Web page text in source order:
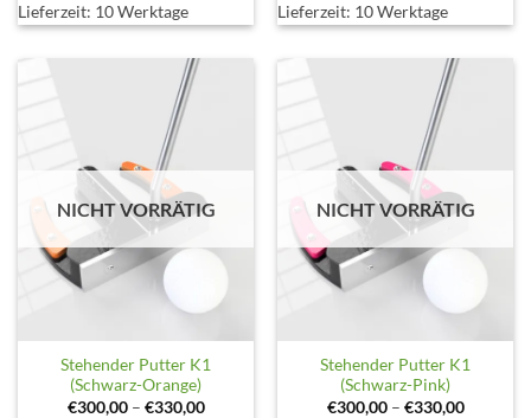
auf.
Optionen
können
Produktseite
gewählt
werden
Lieferzeit: 10 Werktage
auf.
Optionen
können
Produktseite
gewählt
werden
Lieferzeit: 10 Werktage
NICHT VORRÄTIG
Stehender Putter K1
(Schwarz-Orange)
€300,00– €330,00
NICHT VORRÄTIG
Stehender Putter K1
(Schwarz-Pink)
€300,00– €330,00